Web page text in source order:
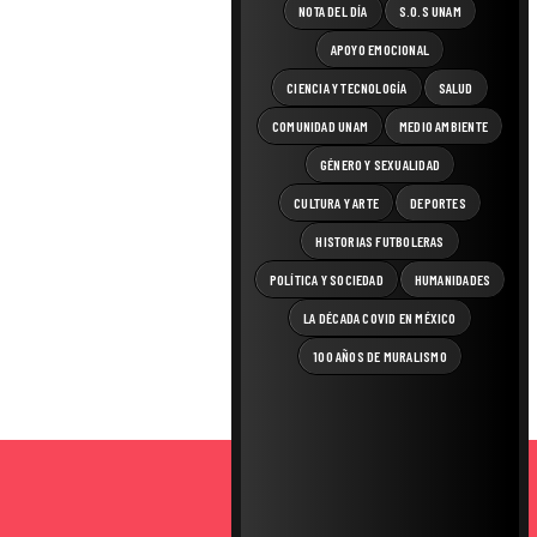
NOTA DEL DÍA S.O.S UNAM
APOYO EMOCIONAL
CIENCIA Y TECNOLOGÍA SALUD
COMUNIDAD UNAM MEDIO AMBIENTE
GÉNERO Y SEXUALIDAD
CULTURA Y ARTE DEPORTES
HISTORIAS FUTBOLERAS
POLÍTICA Y SOCIEDAD HUMANIDADES
LA DÉCADA COVID EN MÉXICO
100 AÑOS DE MURALISMO